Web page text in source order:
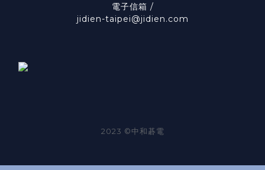
電子信箱 /
jidien-taipei@jidien.com
2023 ©中和碁電